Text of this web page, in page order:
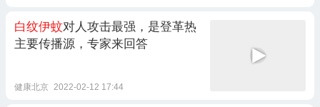
白纹伊蚊对人攻击最强，是登革热
主要传播源，专家来回答
健康北京 2022-02-12 17:44